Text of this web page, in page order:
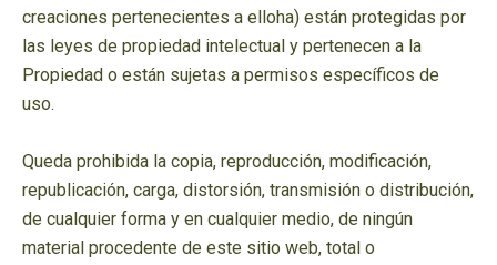
creaciones pertenecientes a elloha) están protegidas por
las leyes de propiedad intelectual y pertenecen a la
Propiedad o están sujetas a permisos específicos de
uso.
Queda prohibida la copia, reproducción, modificación,
republicación, carga, distorsión, transmisión o distribución,
de cualquier forma y en cualquier medio, de ningún
material procedente de este sitio web, total o